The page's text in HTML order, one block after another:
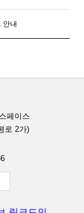
안내
페이스
로 2가)